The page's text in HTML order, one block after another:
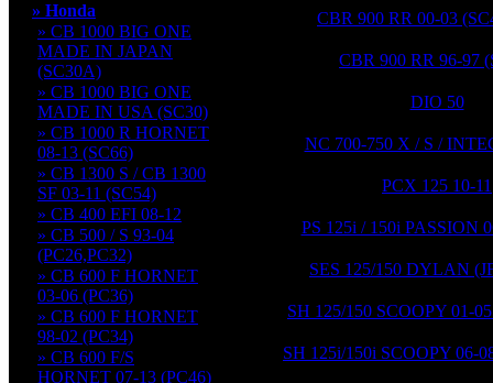
» Honda
» CB 1000 BIG ONE
MADE IN JAPAN
(SC30A)
» CB 1000 BIG ONE
MADE IN USA (SC30)
» CB 1000 R HORNET
08-13 (SC66)
» CB 1300 S / CB 1300
SF 03-11 (SC54)
» CB 400 EFI 08-12
» CB 500 / S 93-04
(PC26,PC32)
» CB 600 F HORNET
03-06 (PC36)
» CB 600 F HORNET
98-02 (PC34)
» CB 600 F/S
HORNET 07-13 (PC46)
CBR 900 RR 00-03
CBR 900 RR 96-97
DIO 50
NC 700-750 X / S /
PCX 125 10-11
PS 125i / 150i PASSION
SES 125/150 DYLAN
SH 125/150 SCOOPY 01-
SH 125i/150i SCOOPY 06-